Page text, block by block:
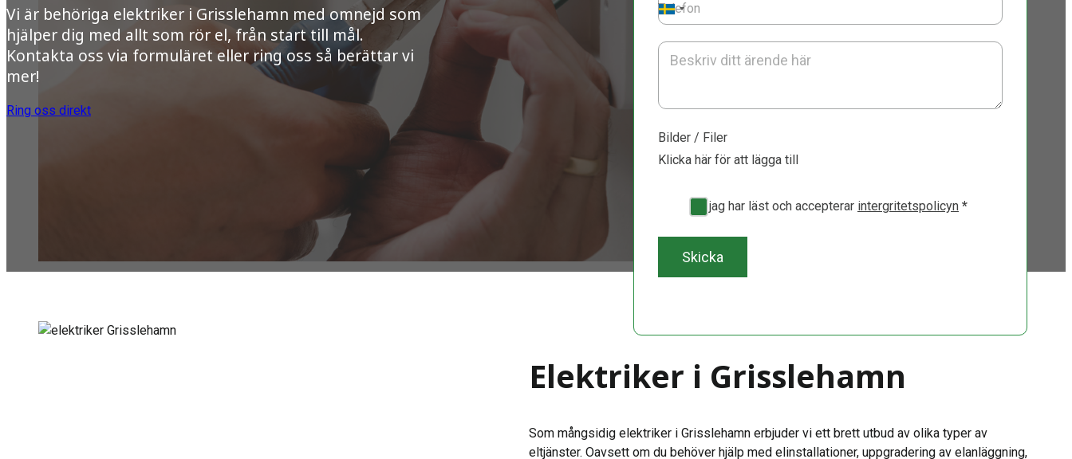
Vi är behöriga elektriker i Grisslehamn med omnejd som
hjälper dig med allt som rör el, från start till mål.
Kontakta oss via formuläret eller ring oss så berättar vi
mer!
Ring oss direkt
Telefon
Bilder / Filer
Klicka här för att lägga till
Ja, jag har läst och accepterar intergritetspolicyn *
Skicka
Elektriker i Grisslehamn
Som mångsidig elektriker i Grisslehamn erbjuder vi ett brett utbud av olika typer av
eltjänster. Oavsett om du behöver hjälp med elinstallationer, uppgradering av elanläggning,